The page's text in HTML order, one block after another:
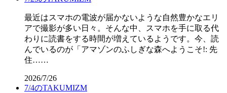
最近はスマホの電波が届かないような自然豊かなエリ
アで撮影が多い日々。そんな中、スマホを手に取る代
わりに読書をする時間が増えているようです。今、読
んでいるのが「アマゾンのふしぎな森へようこそ!: 先
住……
2026/7/26
7/4のTAKUMIZM